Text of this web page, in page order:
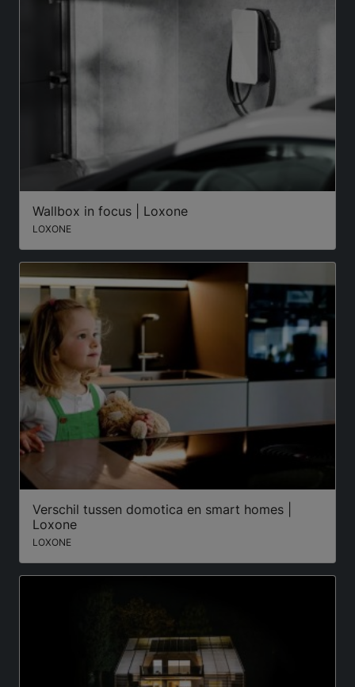
Wallbox in focus | Loxone
LOXONE
Verschil tussen domotica en smart homes |
Loxone
LOXONE